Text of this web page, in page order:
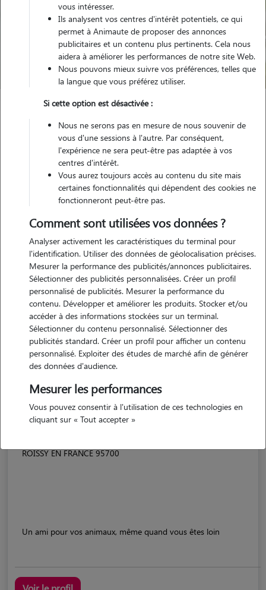
Pour quel animal ?
Trouver mon Pet Sitter
Roissy-en-France
Nos promeneurs et familles d'accueil
à Roissy-en-France (95700)
ROISSY EN FRANCE 95700
Un ami pour vos animaux, même quand vous êtes loin
vous intéresser.
Ils analysent vos centres d'intérêt potentiels, ce qui
permet à Animaute de proposer des annonces
publicitaires et un contenu plus pertinents. Cela nous
aidera à améliorer les performances de notre site Web.
Nous pouvons mieux suivre vos préférences, telles que
la langue que vous préférez utiliser.
Si cette option est désactivée :
Nous ne serons pas en mesure de nous souvenir de
vous d'une sessions à l'autre. Par conséquent,
l'expérience ne sera peut-être pas adaptée à vos
centres d'intérêt.
Vous aurez toujours accès au contenu du site mais
certaines fonctionnalités qui dépendent des cookies ne
fonctionneront peut-être pas.
Comment sont utilisées vos données ?
Analyser activement les caractéristiques du terminal pour
l'identification. Utiliser des données de géolocalisation précises.
Mesurer la performance des publicités/annonces publicitaires.
Sélectionner des publicités personnalisées. Créer un profil
personnalisé de publicités. Mesurer la performance du
contenu. Développer et améliorer les produits. Stocker et/ou
accéder à des informations stockées sur un terminal.
Sélectionner du contenu personnalisé. Sélectionner des
publicités standard. Créer un profil pour afficher un contenu
personnalisé. Exploiter des études de marché afin de générer
des données d'audience.
Mesurer les performances
Vous pouvez consentir à l'utilisation de ces technologies en
cliquant sur « Tout accepter »